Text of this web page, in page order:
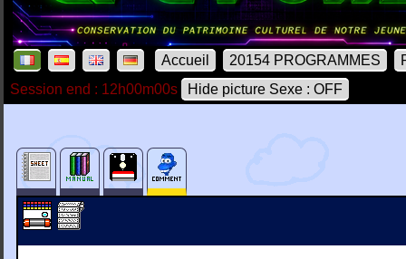
Accueil 20154 PROGRAMMES
Session end : 12h00m00s
Hide picture Sexe : OFF